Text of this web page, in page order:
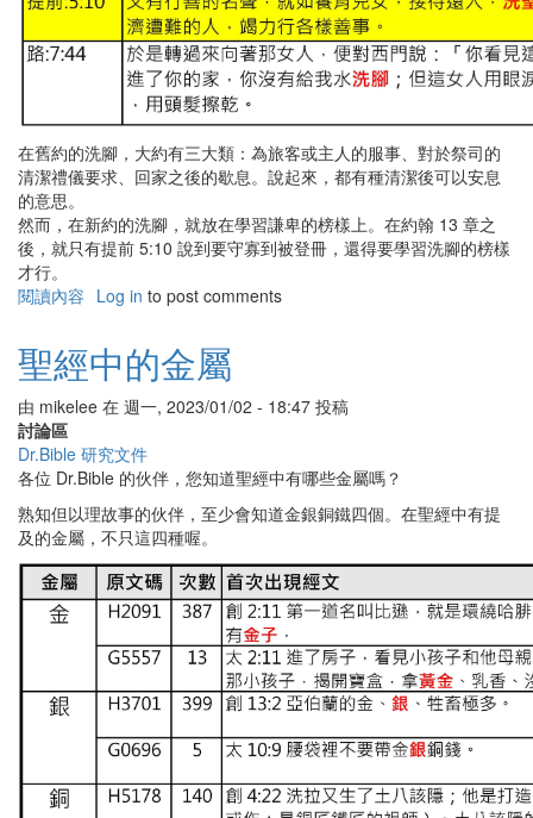
在舊約的洗腳，大約有三大類：為旅客或主人的服事、對於祭司的
清潔禮儀要求、回家之後的歇息。說起來，都有種清潔後可以安息
的意思。
然而，在新約的洗腳，就放在學習謙卑的榜樣上。在約翰 13 章之
後，就只有提前 5:10 說到要守寡到被登冊，還得要學習洗腳的榜樣
才行。
閱讀內容 有
經
的
腳
Log in to post comments
聖經中的金屬
由 mikelee 在 週一, 2023/01/02 - 18:47 投稿
討論區
Dr.Bible 研究文件
各位 Dr.Bible 的伙伴，您知道聖經中有哪些金屬嗎？
熟知但以理故事的伙伴，至少會知道金銀銅鐵四個。在聖經中有提
及的金屬，不只這四種喔。